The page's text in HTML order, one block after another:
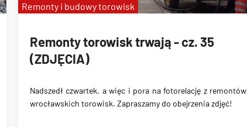
Remonty torowisk trwają - cz. 35
(ZDJĘCIA)
Nadszedł czwartek, a więc i pora na fotorelację z remontów
wrocławskich torowisk. Zapraszamy do obejrzenia zdjęć!
Remonty i budowy torowisk